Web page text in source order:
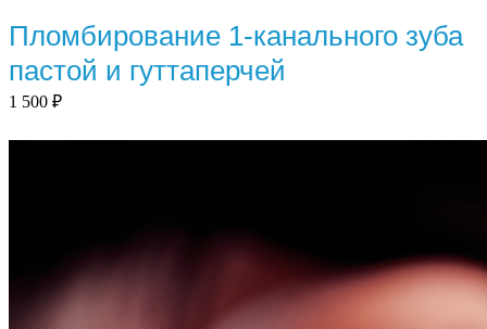
Пломбирование 1-канального зуба
пастой и гуттаперчей
1 500 ₽